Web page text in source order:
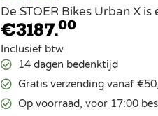
De STOER Bikes Urban X
€3187.00
Inclusief btw
14 dagen bedenktijd
Gratis verzending vanaf
Op voorraad, voor 17:00